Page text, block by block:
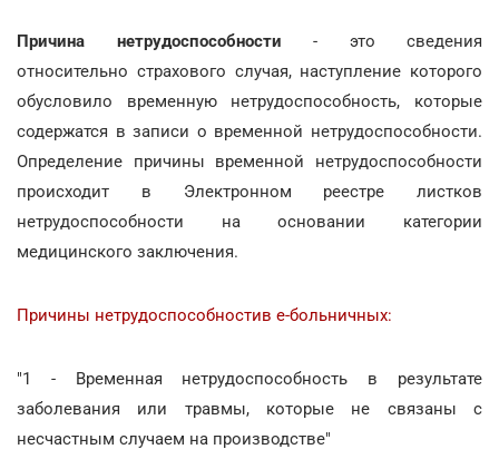
Причина нетрудоспособности - это сведения
относительно страхового случая, наступление которого
обусловило временную нетрудоспособность, которые
содержатся в записи о временной нетрудоспособности.
Определение причины временной нетрудоспособности
происходит в Электронном реестре листков
нетрудоспособности на основании категории
медицинского заключения.
Причины нетрудоспособностив е-больничных:
"1 - Временная нетрудоспособность в результате
заболевания или травмы, которые не связаны с
несчастным случаем на производстве"